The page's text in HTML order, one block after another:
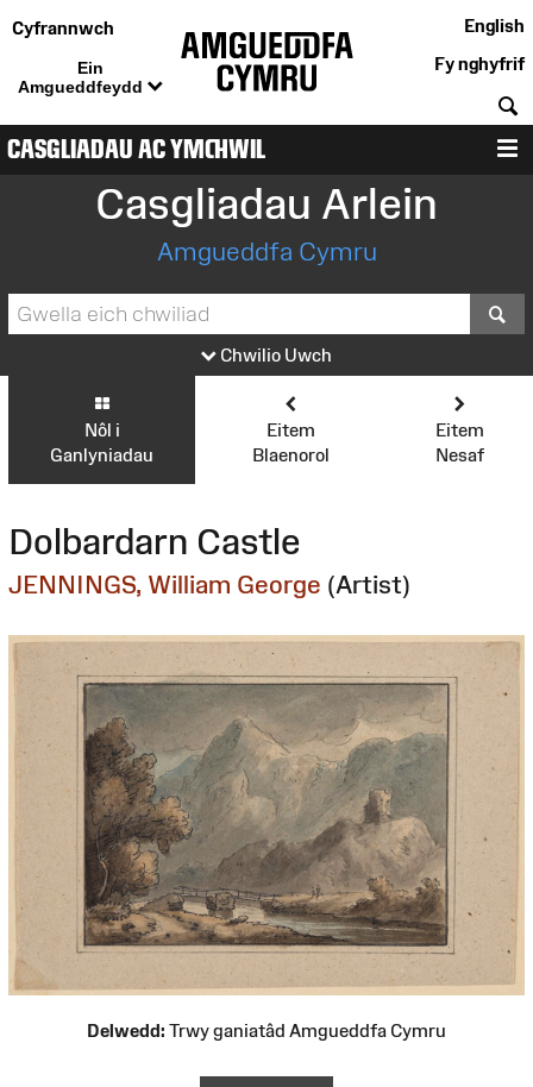
Cyfrannwch
Ein
Amgueddfeydd
English
Fy nghyfrif
CASGLIADAU AC YMCHWIL
Casgliadau Arlein
Amgueddfa Cymru
Chwilio Uwch
Nôl i
Ganlyniadau
Eitem
Blaenorol
Eitem
Nesaf
Dolbardarn Castle
JENNINGS, William George (Artist)
Delwedd: Trwy ganiatâd Amgueddfa Cymru